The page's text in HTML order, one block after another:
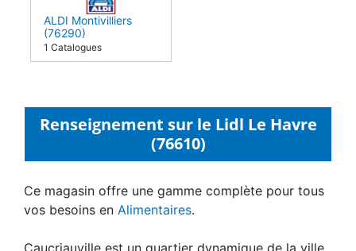
ALDI Montivilliers
(76290)
1 Catalogues
Renseignement sur le Lidl Le Havre
(76610)
Ce magasin offre une gamme complète pour tous
vos besoins en Alimentaires.
Caucriauville est un quartier dynamique de la ville